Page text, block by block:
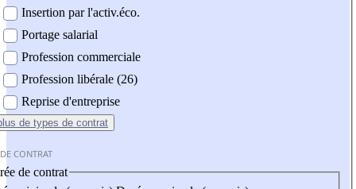
Insertion par l'activ.éco.
Portage salarial
Profession commerciale
Profession libérale (26)
Reprise d'entreprise
de types de contrat
CONTRAT
de contrat